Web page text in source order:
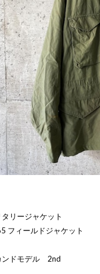
タリージャケット
フィールドジャケット
ンドモデル 2nd